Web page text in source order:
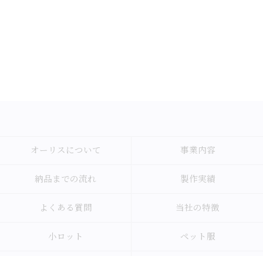
オーリスについて 事業内容
納品までの流れ 製作実績
よくある質問 当社の特徴
小ロット ペット服